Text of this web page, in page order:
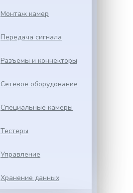
Монтаж камер
Передача сигнала
Разъемы и коннекторы
Сетевое оборудование
Специальные камеры
Тестеры
Управление
Хранение данных